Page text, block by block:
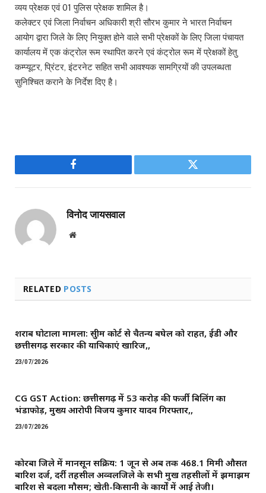
व्यय प्रेक्षक एवं 01 पुलिस प्रेक्षक शामिल है।
कलेक्टर एवं जिला निर्वाचन अधिकारी श्री सौरभ कुमार ने भारत निर्वाचन
आयोग द्वारा जिले के लिए नियुक्त होने वाले सभी प्रेक्षकों के लिए जिला पंचायत
कार्यालय में एक कंट्रोल रूम स्थापित करने एवं कंट्रोल रूम में प्रेक्षकों हेतु
कम्प्यूटर, प्रिंटर, इंटरनेट सहित सभी आवश्यक सामग्रियों की उपलब्धता
सुनिश्चित कराने के निर्देश दिए है।
Facebook Twitter
विनोद जायसवाल
Website
RELATED POSTS
शराब घोटाला मामला: सुप्रीम कोर्ट से चैतन्य बघेल को राहत, ईडी और
छत्तीसगढ़ सरकार की याचिकाएं खारिज,,
23/07/2026
CG GST Action: छत्तीसगढ़ में 53 करोड़ की फर्जी बिलिंग का
भंडाफोड़, मुख्य आरोपी विजय कुमार यादव गिरफ्तार,,
23/07/2026
कोरबा जिले में मानसून सक्रिय: 1 जून से अब तक 468.1 मिमी औसत
बारिश दर्ज, दर्री तहसील अव्वलजिले के सभी प्रमुख तहसीलों में झमाझम
बारिश से बदला मौसम; खेती-किसानी के कार्यों में आई तेजी।